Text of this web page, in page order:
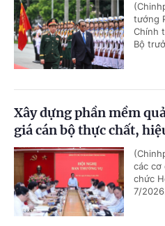
tướng
Chính
Bộ
Xây dựng phần mềm
giá cán bộ thực chất,
các cơ
chức
7/